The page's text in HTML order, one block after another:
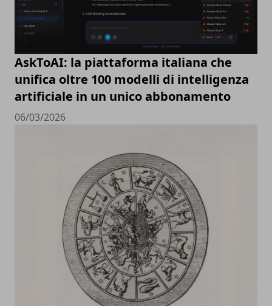
AskToAI: la piattaforma italiana che
unifica oltre 100 modelli di intelligenza
artificiale in un unico abbonamento
06/03/2026